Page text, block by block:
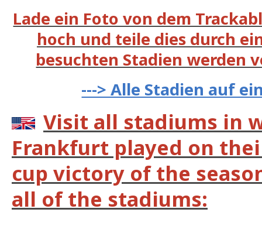
Lade ein Foto von dem
hoch und teile dies durch
besuchten Stadien werden
---> Alle Stadien auf
Visit all stadiums in
Frankfurt played on
cup victory of the
all of the stadiums: